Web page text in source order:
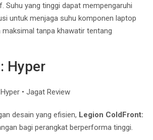
Suhu yang tinggi dapat mempengaruhi
untuk menjaga suhu komponen laptop
tanpa khawatir tentang
Hyper
desain yang efisien, Legion ColdFront:
bagi perangkat berperforma tinggi.